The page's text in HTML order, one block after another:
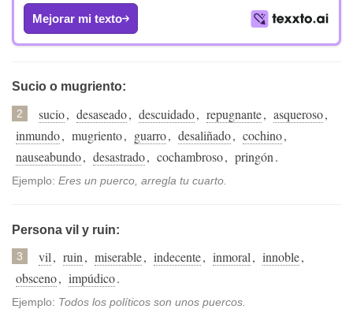
Mejorar mi texto
Sucio o mugriento:
2 sucio, desaseado, descuidado, repugnante, asqueroso,
inmundo, mugriento, guarro, desaliñado, cochino,
nauseabundo, desastrado, cochambroso, pringón.
Ejemplo: Eres un puerco, arregla tu cuarto.
Persona vil y ruin:
3 vil, ruin, miserable, indecente, inmoral, innoble,
obsceno, impúdico.
Ejemplo: Todos los políticos son unos puercos.